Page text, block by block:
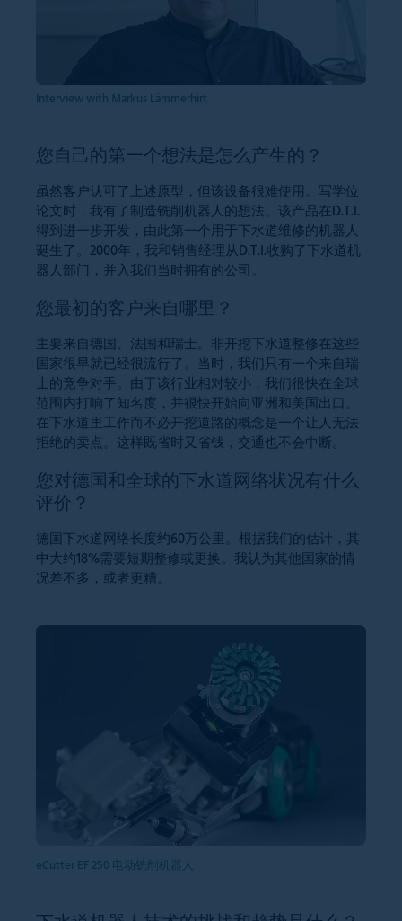
Interview with Markus Lämmerhirt
您自己的第一个想法是怎么产生的？
虽然客户认可了上述原型，但该设备很难使用。写学位
论文时，我有了制造铣削机器人的想法。该产品在D.T.I.
得到进一步开发，由此第一个用于下水道维修的机器人
诞生了。2000年，我和销售经理从D.T.I.收购了下水道机
器人部门，并入我们当时拥有的公司。
您最初的客户来自哪里？
主要来自德国、法国和瑞士。非开挖下水道整修在这些
国家很早就已经很流行了。当时，我们只有一个来自瑞
士的竞争对手。由于该行业相对较小，我们很快在全球
范围内打响了知名度，并很快开始向亚洲和美国出口。
在下水道里工作而不必开挖道路的概念是一个让人无法
拒绝的卖点。这样既省时又省钱，交通也不会中断。
您对德国和全球的下水道网络状况有什么
评价？
德国下水道网络长度约60万公里。根据我们的估计，其
中大约18%需要短期整修或更换。我认为其他国家的情
况差不多，或者更糟。
eCutter EF 250 电动铣削机器人